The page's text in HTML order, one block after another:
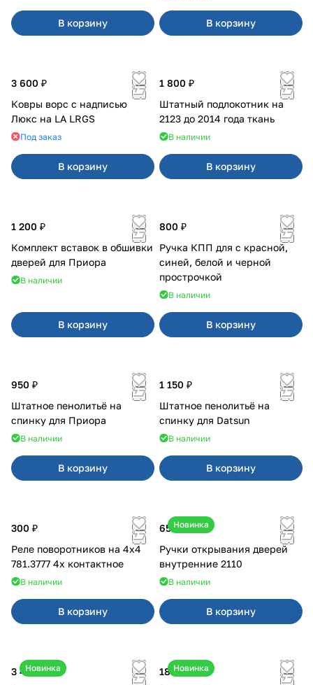
В корзину В корзину
3 600 ₽
Ковры ворс с надписью
Люкс на LA LRGS
Под заказ
В корзину
1 800 ₽
Штатный подлокотник на
2123 до 2014 года ткань
В наличии
В корзину
1 200 ₽
Комплект вставок в обшивки
дверей для Приора
В наличии
В корзину
800 ₽
Ручка КПП для с красной,
синей, белой и черной
прострочкой
В наличии
В корзину
950 ₽
Штатное пенолитьё на
спинку для Приора
В наличии
В корзину
1 150 ₽
Штатное пенолитьё на
спинку для Datsun
В наличии
В корзину
300 ₽
Реле поворотников на 4х4
781.3777 4х контактное
В наличии
В корзину
Новинка
650 ₽
Ручки открывания дверей
внутренние 2110
В наличии
В корзину
Новинка
3 400 ₽
Новинка
18 000 ₽